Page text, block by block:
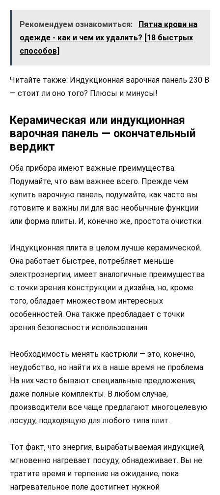
Рекомендуем ознакомиться:
Пятна крови на
одежде - как и чем их удалить? [18 быстрых
способов]
Читайте также: Индукционная варочная панель 230 В
— стоит ли оно того? Плюсы и минусы!
Керамическая или индукционная
варочная панель — окончательный
вердикт
Оба прибора имеют важные преимущества.
Подумайте, что вам важнее всего. Прежде чем
купить варочную панель, подумайте, как часто вы
готовите и важны ли для вас необычные функции
или форма плиты. И, конечно же, простота очистки.
Индукционная плита в целом лучше керамической.
Она работает быстрее, потребляет меньше
электроэнергии, имеет аналогичные преимущества
с точки зрения конструкции и дизайна, но, кроме
того, обладает множеством интересных
особенностей. Она также преобладает с точки
зрения безопасности использования.
Необходимость менять кастрюли — это, конечно,
неудобство, но найти их в наше время не проблема.
На них часто бывают специальные предложения,
даже полные комплекты. В любом случае,
производители все чаще предлагают многоцелевую
посуду, подходящую для любого типа плит.
Тот факт, что энергия, вырабатываемая индукцией,
мгновенно нагревает посуду, обнадеживает. Вы не
тратите время и терпение на ожидание, пока
нагревательное поле достигнет нужной